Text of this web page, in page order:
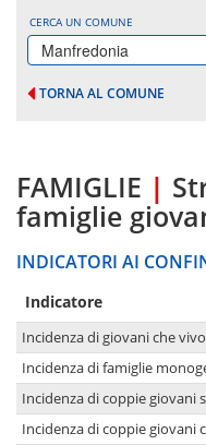
CERCA UN COMUNE
Manfredonia
TORNA AL COMUNE
FAMIGLIE |
famiglie
INDICATORI AI
Indicatore
Incidenza di giovani che
Incidenza di famiglie
Incidenza di coppie giovani
Incidenza di coppie giovani